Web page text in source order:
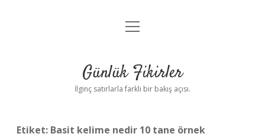
Anasayfa
Yasal Uyarı
menüyü
Günlük Fikirler
İlginç satırlarla farklı bir bakış açısı.
Etiket: Basit kelime nedir 10 tane örnek